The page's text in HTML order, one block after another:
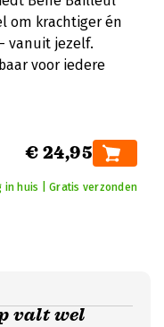
om krachtiger én
vanuit jezelf.
voor iedere
€ 24,95
in huis | Gratis verzonden
valt wel